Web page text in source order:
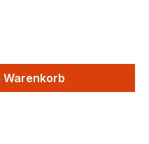
Wert
Warenkorb